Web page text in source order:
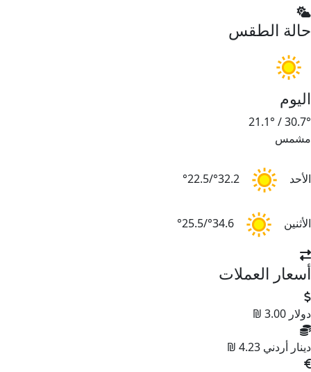
حالة الطقس
اليوم
30.7°
/
21.1°
مشمس
الأحد 32.2°/22.5°
الأثنين 34.6°/25.5°
أسعار العملات
دولار 3.00 ₪
دينار أردني 4.23 ₪